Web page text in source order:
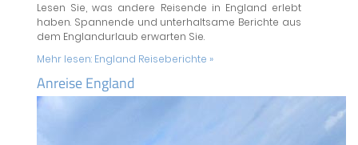
Lesen Sie, was andere Reisende in England erlebt
haben. Spannende und unterhaltsame Berichte aus
dem Englandurlaub erwarten Sie.
Mehr lesen: England Reiseberichte »
Anreise England